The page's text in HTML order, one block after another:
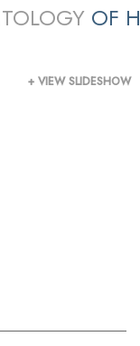
OF
+ VIEW SLIDESHOW